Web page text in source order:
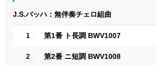
J.S.バッハ：無伴奏チェロ組曲
1 第1番 ト長調 BWV1007
2 第2番 ニ短調 BWV1008